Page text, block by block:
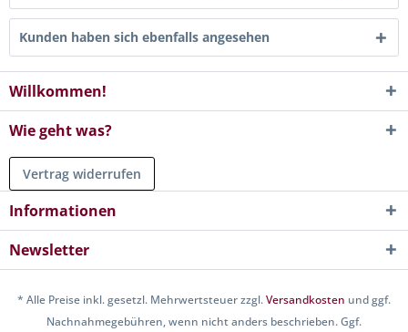
Kunden haben sich ebenfalls angesehen
Willkommen!
Wie geht was?
Vertrag widerrufen
Informationen
Newsletter
* Alle Preise inkl. gesetzl. Mehrwertsteuer zzgl.Versandkosten und ggf.
Nachnahmegebühren, wenn nicht anders beschrieben. Ggf.